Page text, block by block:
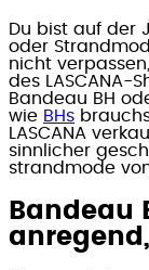
Du bist auf der
oder
nicht
des LASCANA-
Bandeau BH
wie BHs
LASCANA
sinnlicher
strandmode
Bandeau